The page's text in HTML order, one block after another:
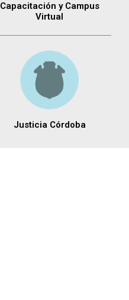
Capacitación y Campus
Virtual
Justicia Córdoba